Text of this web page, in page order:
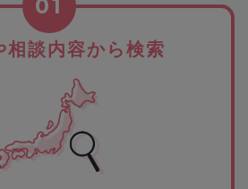
相談内容から検索
01